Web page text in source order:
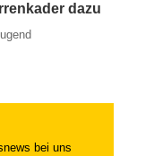
dazu
bei uns